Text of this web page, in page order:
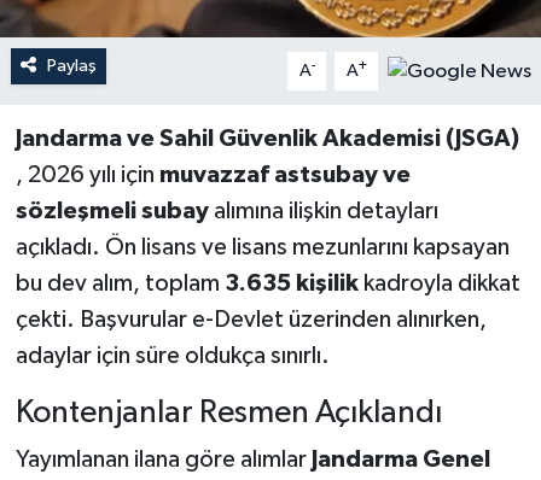
Paylaş A- A+
Jandarma ve Sahil Güvenlik Akademisi (JSGA)
, 2026 yılı için muvazzaf astsubay ve
sözleşmeli subayalımına ilişkin detayları
açıkladı. Ön lisans ve lisans mezunlarını kapsayan
bu dev alım, toplam 3.635 kişilikkadroyla dikkat
çekti. Başvurular e-Devlet üzerinden alınırken,
adaylar için süre oldukça sınırlı.
Kontenjanlar Resmen Açıklandı
Yayımlanan ilana göre alımlar Jandarma Genel